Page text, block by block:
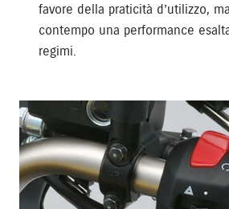
favore della praticità d’utilizzo,
contempo una performance
regimi.